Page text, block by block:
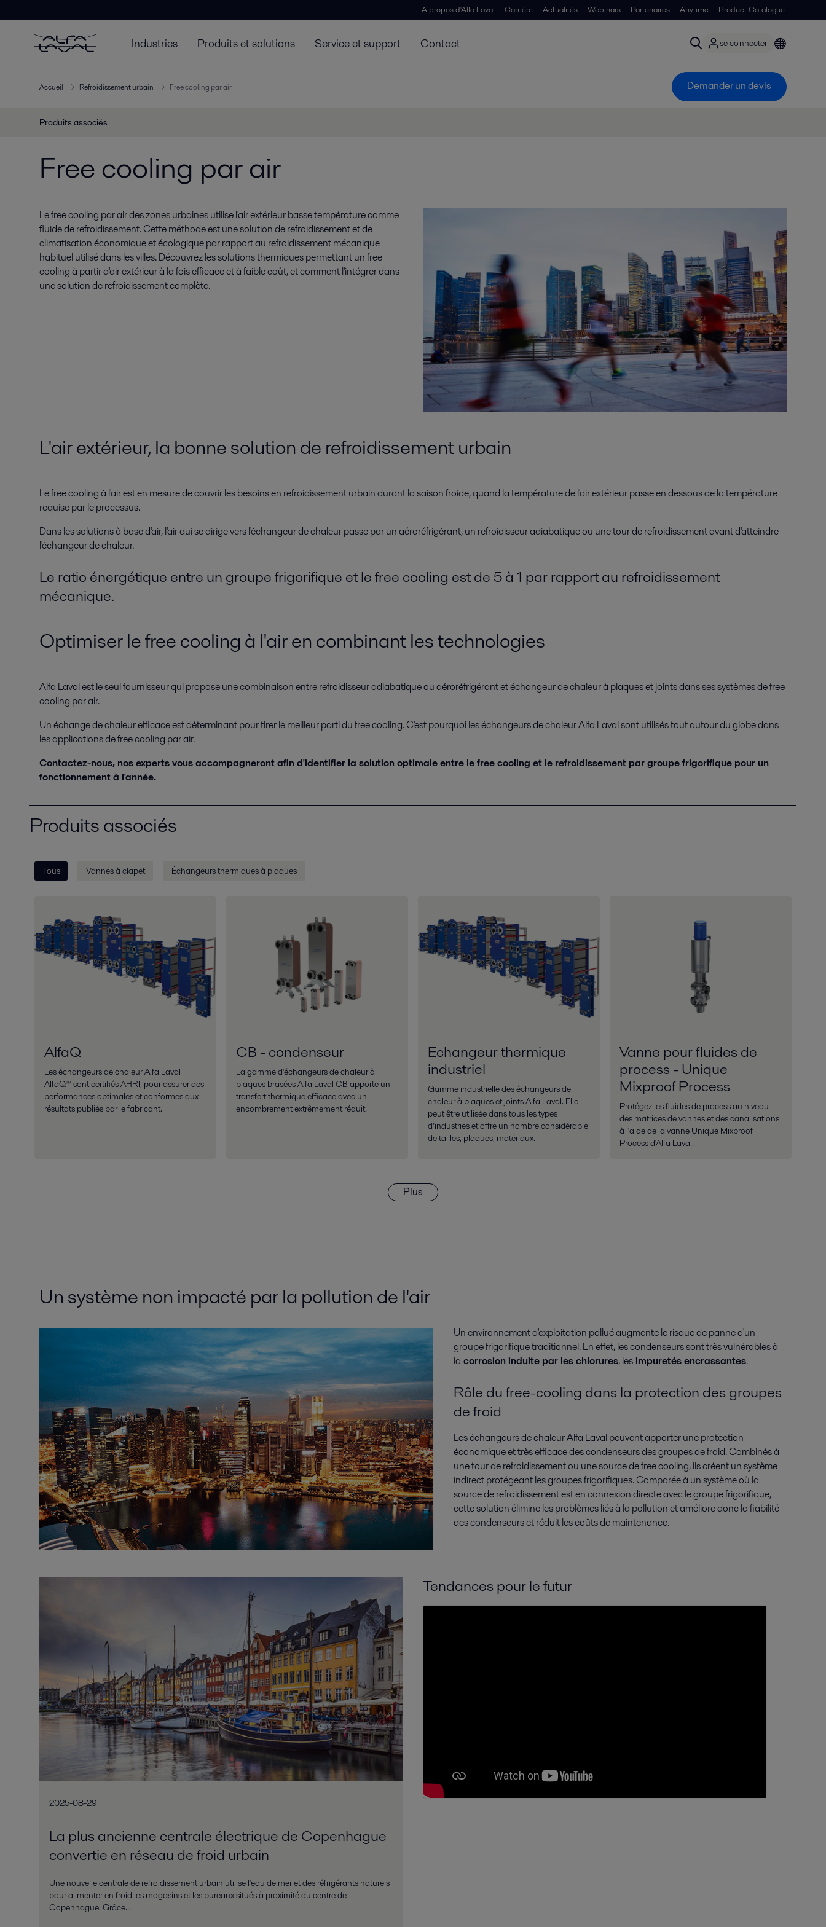
A propos d'Alfa Laval Carrière Actualités Webinars Partenaires Anytime Product Catalogue
Industries Produits et solutions Service et support Contact se connecter
Accueil Refroidissement urbain Free cooling par air Demander un devis
Produits associés
Free cooling par air
Le free cooling par air des zones urbaines utilise l'air extérieur basse température comme
fluide de refroidissement. Cette méthode est une solution de refroidissement et de
climatisation économique et écologique par rapport au refroidissement mécanique
habituel utilisé dans les villes. Découvrez les solutions thermiques permettant un free
cooling à partir d'air extérieur à la fois efficace et à faible coût, et comment l'intégrer dans
une solution de refroidissement complète.
L'air extérieur, la bonne solution de refroidissement urbain
Le free cooling à l'air est en mesure de couvrir les besoins en refroidissement urbain durant la saison froide, quand la température de l'air extérieur passe en dessous de la température
requise par le processus.
Dans les solutions à base d'air, l'air qui se dirige vers l'échangeur de chaleur passe par un aéroréfrigérant, un refroidisseur adiabatique ou une tour de refroidissement avant d'atteindre
l'échangeur de chaleur.
Le ratio énergétique entre un groupe frigorifique et le free cooling est de 5 à 1 par rapport au refroidissement
mécanique.
Optimiser le free cooling à l'air en combinant les technologies
Alfa Laval est le seul fournisseur qui propose une combinaison entre refroidisseur adiabatique ou aéroréfrigérant et échangeur de chaleur à plaques et joints dans ses systèmes de free
cooling par air.
Un échange de chaleur efficace est déterminant pour tirer le meilleur parti du free cooling. C'est pourquoi les échangeurs de chaleur Alfa Laval sont utilisés tout autour du globe dans
les applications de free cooling par air.
Contactez-nous, nos experts vous accompagneront afin d'identifier la solution optimale entre le free cooling et le refroidissement par groupe frigorifique pour un
fonctionnement à l'année.
Produits associés
Tous Vannes à clapet Échangeurs thermiques à plaques
AlfaQ
Les échangeurs de chaleur Alfa Laval
AlfaQ™ sont certifiés AHRI, pour assurer des
performances optimales et conformes aux
résultats publiés par le fabricant.
CB - condenseur
La gamme d'échangeurs de chaleur à
plaques brasées Alfa Laval CB apporte un
transfert thermique efficace avec un
encombrement extrêmement réduit.
Echangeur thermique
industriel
Gamme industrielle des échangeurs de
chaleur à plaques et joints Alfa Laval. Elle
peut être utilisée dans tous les types
d’industries et offre un nombre considérable
de tailles, plaques, matériaux.
Vanne pour fluides de
process - Unique
Mixproof Process
Protégez les fluides de process au niveau
des matrices de vannes et des canalisations
à l'aide de la vanne Unique Mixproof
Process d'Alfa Laval.
Plus
Un système non impacté par la pollution de l'air
Un environnement d'exploitation pollué augmente le risque de panne d'un
groupe frigorifique traditionnel. En effet, les condenseurs sont très vulnérables à
la corrosion induite par les chlorures, lesimpuretés encrassantes.
Rôle du free-cooling dans la protection des groupes
de froid
Les échangeurs de chaleur Alfa Laval peuvent apporter une protection
économique et très efficace des condenseurs des groupes de froid. Combinés à
une tour de refroidissement ou une source de free cooling, ils créent un système
indirect protégeant les groupes frigorifiques. Comparée à un système où la
source de refroidissement est en connexion directe avec le groupe frigorifique,
cette solution élimine les problèmes liés à la pollution et améliore donc la fiabilité
des condenseurs et réduit les coûts de maintenance.
2025-08-29
La plus ancienne centrale électrique de Copenhague
convertie en réseau de froid urbain
Une nouvelle centrale de refroidissement urbain utilise l'eau de mer et des réfrigérants naturels
pour alimenter en froid les magasins et les bureaux situés à proximité du centre de
Copenhague. Grâce...
Tendances pour le futur